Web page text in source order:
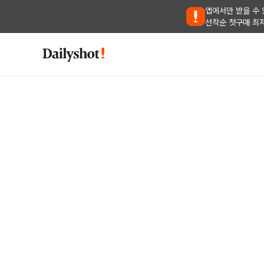
앱에서만 받을 수
선착순 첫구매 최